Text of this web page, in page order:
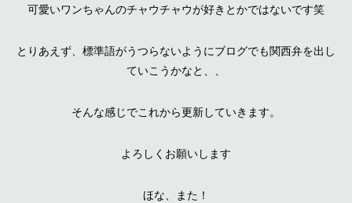
可愛いワンちゃんのチャウチャウが好きとかではないです笑
とりあえず、標準語がうつらないようにブログでも関西弁を出し
ていこうかなと、、
そんな感じでこれから更新していきます。
よろしくお願いします
ほな、また！